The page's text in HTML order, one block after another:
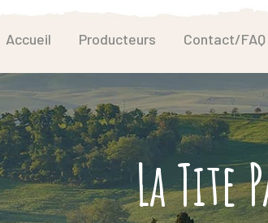
Accueil Producteurs Contact/FAQ
La Tite